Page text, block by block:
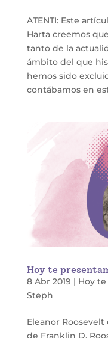
ATENTI: Este
Harta creemos
tanto de la
ámbito del que
hemos sido
contábamos en
Hoy te
8 Abr 2019 | Hoy
Steph
Eleanor
de Franklin D.